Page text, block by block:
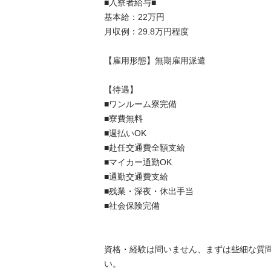
■入寮者給与■
基本給：22万円
月収例：29.8万円程度
【雇用形態】無期雇用派遣
【待遇】
■ワンルーム寮完備
■寮費無料
■週払いOK
■赴任交通費全額支給
■マイカー通勤OK
■通勤交通費支給
■残業・深夜・休出手当
■社会保険完備
資格・経験は問いません、まずは些細な質
い。